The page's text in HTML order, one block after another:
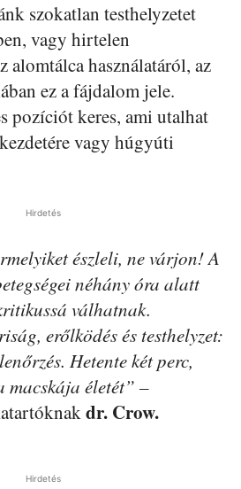
szokatlan testhelyzetet
vagy hirtelen
alomtálca használatáról, az
ez a fájdalom jele.
pozíciót keres, ami utalhat
vagy húgyúti
Hirdetés
észleli, ne várjon! A
néhány óra alatt
válhatnak.
erőlködés és testhelyzet:
Hetente két perc,
macskája életét” –
dr. Crow.
Hirdetés